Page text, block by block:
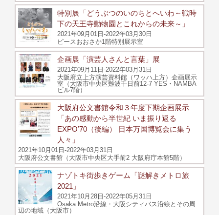
特別展「どうぶつのいのちとへいわ～戦時
下の天王寺動物園とこれからの未来～」
2021年09月01日-2022年03月30日
ピースおおさか1階特別展示室
企画展「演芸人さんと言葉」展
2021年09月11日-2022年03月31日
大阪府立上方演芸資料館（ワッハ上方）企画展示
室（大阪市中央区難波千日前12-7 YES・NAMBA
ビル7階）
大阪府公文書館令和３年度下期企画展示
「あの感動から半世紀 いま振り返る
EXPO’70（後編） 日本万国博覧会に集う
人々」
2021年10月01日-2022年03月31日
大阪府公文書館（大阪市中央区大手前2 大阪府庁本館5階）
ナゾトキ街歩きゲーム「謎解きメトロ旅
2021」
2021年10月28日-2022年05月31日
Osaka Metro沿線・大阪シティバス沿線とその周
辺の地域（大阪市）